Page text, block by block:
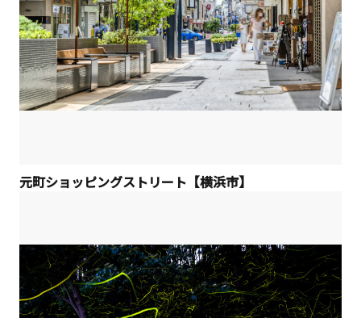
元町ショッピングストリート【横浜市】